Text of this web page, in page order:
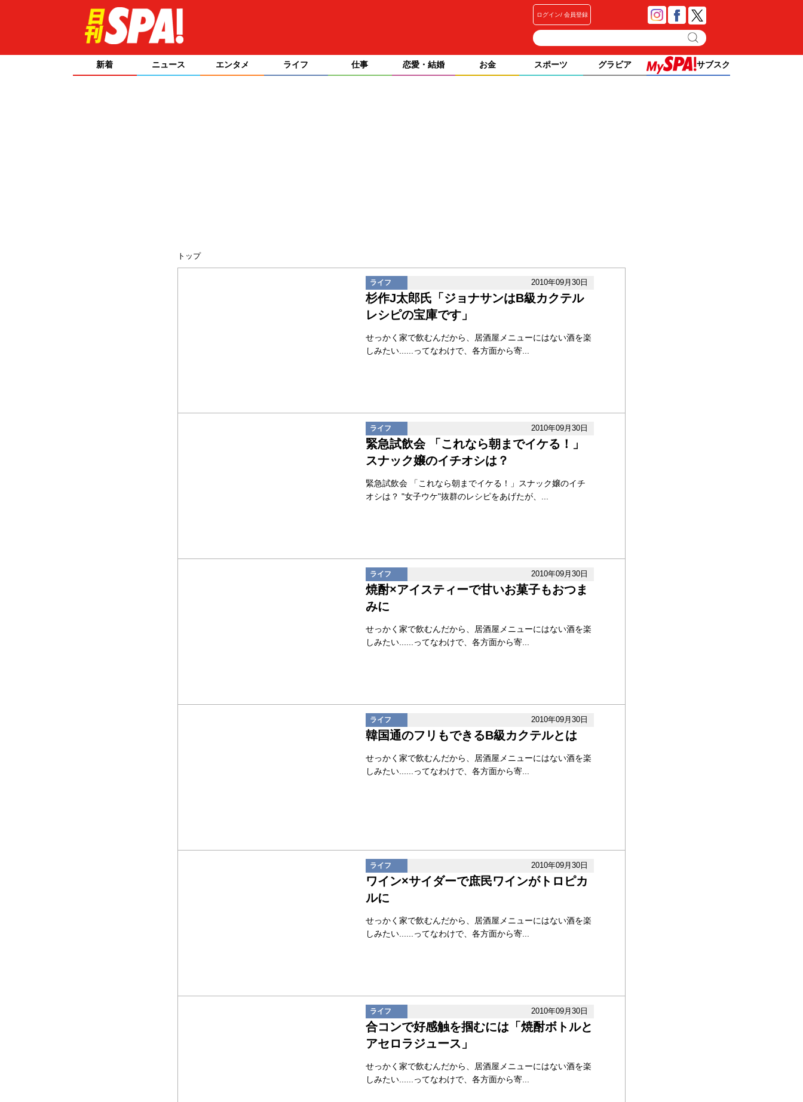
ログイン 会員登録
新着 ニュース エンタメ ライフ 仕事 恋愛・結婚 お金 スポーツ グラビア サブスク
トップ
ライフ 2010年09月30日
杉作J太郎氏「ジョナサンはB級カクテル
レシピの宝庫です」
せっかく家で飲むんだから、居酒屋メニューにはない酒を楽
しみたい......ってなわけで、各方面から寄...
ライフ 2010年09月30日
緊急試飲会 「これなら朝までイケる！」
スナック嬢のイチオシは？
緊急試飲会 「これなら朝までイケる！」スナック嬢のイチ
オシは？ "女子ウケ"抜群のレシピをあげたが、...
ライフ 2010年09月30日
焼酎×アイスティーで甘いお菓子もおつま
みに
せっかく家で飲むんだから、居酒屋メニューにはない酒を楽
しみたい......ってなわけで、各方面から寄...
ライフ 2010年09月30日
韓国通のフリもできるB級カクテルとは
せっかく家で飲むんだから、居酒屋メニューにはない酒を楽
しみたい......ってなわけで、各方面から寄...
ライフ 2010年09月30日
ワイン×サイダーで庶民ワインがトロピカ
ルに
せっかく家で飲むんだから、居酒屋メニューにはない酒を楽
しみたい......ってなわけで、各方面から寄...
ライフ 2010年09月30日
合コンで好感触を掴むには「焼酎ボトルと
アセロラジュース」
せっかく家で飲むんだから、居酒屋メニューにはない酒を楽
しみたい......ってなわけで、各方面から寄...